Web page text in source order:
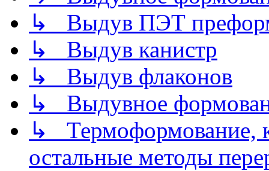
↳ Выдув ПЭТ
↳ Выдув канистр
↳ Выдув флаконов
↳ Выдувное
↳ Термоформование,
остальные методы